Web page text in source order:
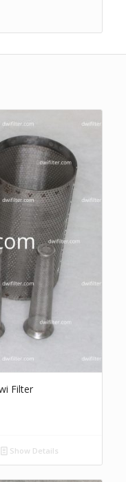
Filter
Show Details